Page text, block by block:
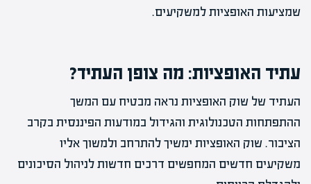
שמציעות האופציות למשקיעים.
עתיד האופציות: מה צופן העתיד?
העתיד של שוק האופציות נראה מבטיח עם המשך
ההתפתחות הטכנולוגית והגידול במודעות הפיננסית בקרב
הציבור. שוק האופציות ימשיך להתרחב ולמשוך אליו
משקיעים חדשים המחפשים דרכים חדשות לניהול הסיכונים